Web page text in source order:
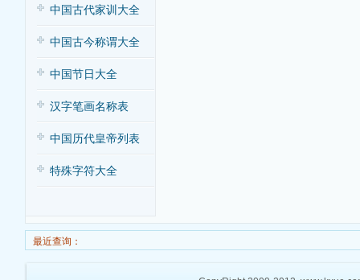
中国古代家训大全
中国古今称谓大全
中国节日大全
汉字笔画名称表
中国历代皇帝列表
特殊字符大全
最近查询：